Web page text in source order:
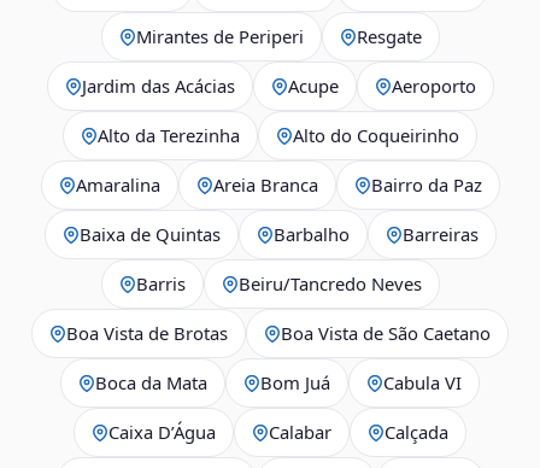
Mirantes de Periperi Resgate
Jardim das Acácias Acupe Aeroporto
Alto da Terezinha Alto do Coqueirinho
Amaralina Areia Branca Bairro da Paz
Baixa de Quintas Barbalho Barreiras
Barris Beiru/Tancredo Neves
Boa Vista de Brotas Boa Vista de São Caetano
Boca da Mata Bom Juá Cabula VI
Caixa D’Água Calabar Calçada